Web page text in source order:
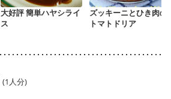
大好評 簡単ハヤシライ
ス
ズッキーニとひき肉の
トマトドリア
(1人分)